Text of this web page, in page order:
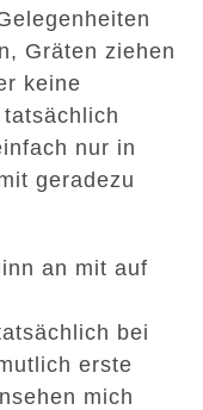
Gräten ziehen
keine
nur in
geradezu
an mit auf
bei
erste
mich